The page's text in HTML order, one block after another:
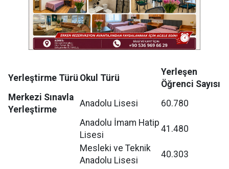
Yerleştirme Türü Okul Türü
Yerleşen
Öğrenci Sayısı
Merkezi Sınavla
Yerleştirme
Anadolu Lisesi
60.780
Anadolu İmam Hatip
Lisesi
41.480
Mesleki ve Teknik
Anadolu Lisesi
40.303